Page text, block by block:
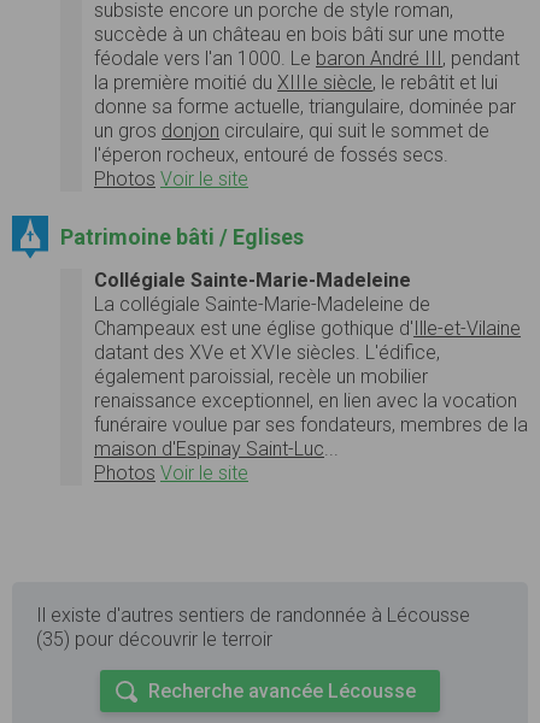
subsiste encore un porche de style roman,
succède à un château en bois bâti sur une motte
féodale vers l'an 1000. Le baron André III, pendant
la première moitié du XIIIe siècle, le rebâtit et lui
donne sa forme actuelle, triangulaire, dominée par
un gros donjon circulaire, qui suit le sommet de
l'éperon rocheux, entouré de fossés secs.
Photos Voir le site
Patrimoine bâti / Eglises
Collégiale Sainte-Marie-Madeleine
La collégiale Sainte-Marie-Madeleine de
Champeaux est une église gothique d'Ille-et-Vilaine
datant des XVe et XVIe siècles. L'édifice,
également paroissial, recèle un mobilier
renaissance exceptionnel, en lien avec la vocation
funéraire voulue par ses fondateurs, membres de la
maison d'Espinay Saint-Luc...
Photos Voir le site
Il existe d'autres sentiers de randonnée à Lécousse
(35) pour découvrir le terroir
Recherche avancée Lécousse